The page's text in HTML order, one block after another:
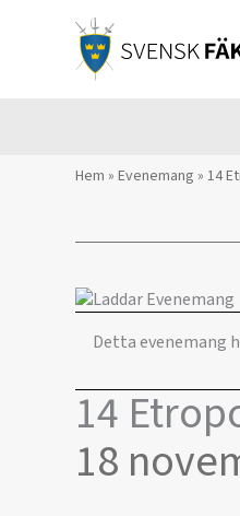
Hem » Evenemang » 14
Detta evenemang
14
18